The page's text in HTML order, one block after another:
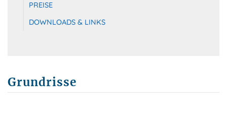
PREISE
DOWNLOADS & LINKS
Grundrisse